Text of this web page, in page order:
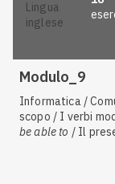
lingua
inglese
Modulo_9
Informatica /
scopo / I verbi
be able to / Il